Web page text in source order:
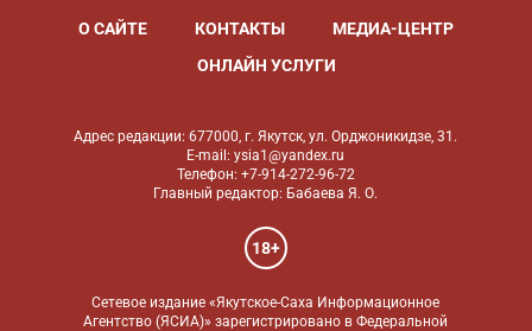
О САЙТЕ КОНТАКТЫ
МЕДИА-ЦЕНТР
ОНЛАЙН УСЛУГИ
Адрес редакции: 677000, г. Якутск, ул. Орджоникидзе, 31.
E-mail: ysia1@yandex.ru
Телефон: +7-914-272-96-72
Главный редактор: Бабаева Я. О.
18+
Сетевое издание «Якутское-Саха Информационное
Агентство (ЯСИА)» зарегистрировано в Федеральной